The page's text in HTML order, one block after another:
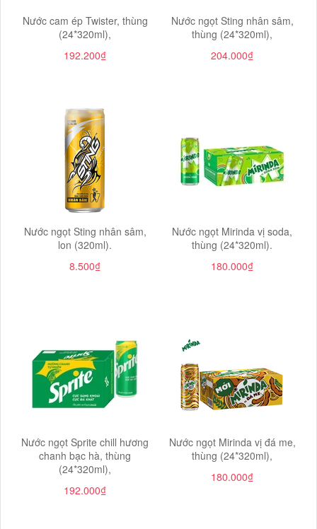
Nước cam ép Twister, thùng
(24*320ml),
192.200₫
Nước ngọt Sting nhân sâm,
thùng (24*320ml),
204.000₫
Nước ngọt Sting nhân sâm,
lon (320ml).
8.500₫
Nước ngọt Mirinda vị soda,
thùng (24*320ml).
180.000₫
Nước ngọt Sprite chill hương
chanh bạc hà, thùng
(24*320ml),
192.000₫
Nước ngọt Mirinda vị đá me,
thùng (24*320ml),
180.000₫